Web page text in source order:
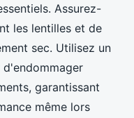
Assurez-
les lentilles et de
sec. Utilisez un
garantissant
même lors